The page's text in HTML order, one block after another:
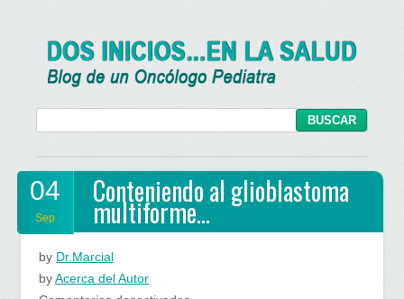
04
Sep
Conteniendo al glioblastoma
multiforme…
by Dr.Marcial
byAcerca del Autor